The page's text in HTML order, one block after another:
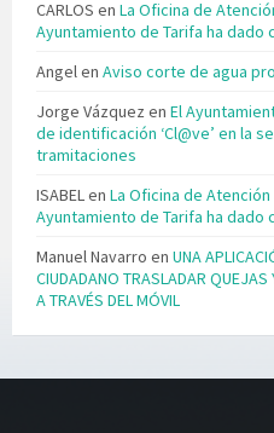
CARLOS en La Oficina de
Ayuntamiento de Tarifa ha dado
Angelen Aviso corte de agua
Jorge Vázquez en El
de identificación ‘Cl@ve’ en la
tramitaciones
ISABELen La Oficina de
Ayuntamiento de Tarifa ha dado
Manuel Navarro en UNA
CIUDADANO TRASLADAR QUEJAS
A TRAVÉS DEL MÓVIL